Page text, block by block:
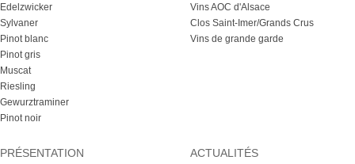
Edelzwicker
Sylvaner
Pinot blanc
Pinot gris
Muscat
Riesling
Gewurztraminer
Pinot noir
Vins AOC d'Alsace
Clos Saint-Imer/Grands Crus
Vins de grande garde
PRÉSENTATION ACTUALITÉS